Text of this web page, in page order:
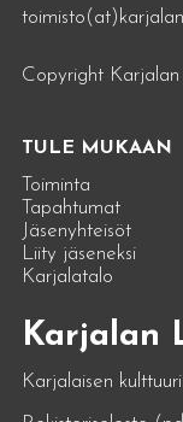
Copyright
TULE MUKAAN
Toiminta
Tapahtumat
Jäsenyhteisöt
Liity jäseneksi
Karjalatalo
Karjalan
Karjalaisen